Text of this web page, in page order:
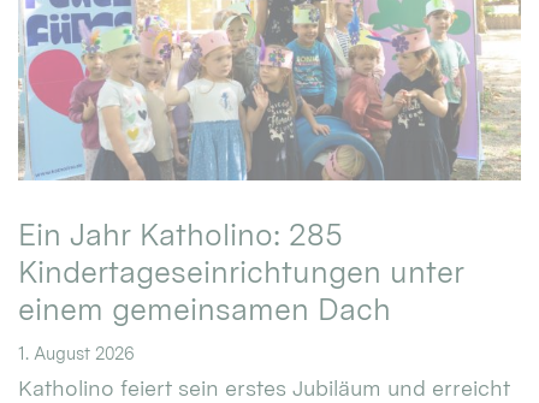
Ein Jahr Katholino: 285
Kindertageseinrichtungen unter
einem gemeinsamen Dach
1. August 2026
Katholino feiert sein erstes Jubiläum und erreicht